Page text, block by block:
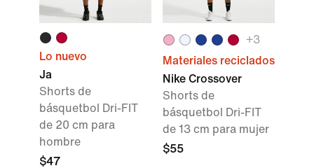
Lo nuevo
Ja
Shorts de
básquetbol Dri-FIT
de 20 cm para
hombre
$47
+3
Materiales reciclados
Nike Crossover
Shorts de
básquetbol Dri-FIT
de 13 cm para mujer
$55